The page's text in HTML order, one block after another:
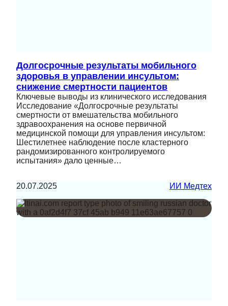
Долгосрочные результаты мобильного
здоровья в управлении инсультом:
снижение смертности пациентов
Ключевые выводы из клинического исследования
Исследование «Долгосрочные результаты
смертности от вмешательства мобильного
здравоохранения на основе первичной
медицинской помощи для управления инсультом:
Шестилетнее наблюдение после кластерного
рандомизированного контролируемого
испытания» дало ценные…
20.07.2025 ИИ Медтех